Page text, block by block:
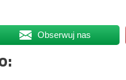
Obserwuj nas